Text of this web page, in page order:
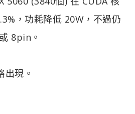
，功耗降低 20W，不過仍
8pin。
出現。